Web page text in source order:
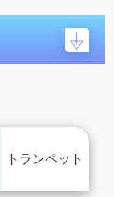
トランペット